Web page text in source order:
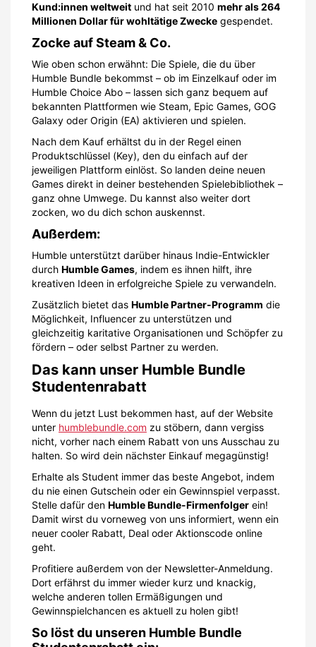
Kund:innen weltweit und hat seit 2010 mehr als 264
Millionen Dollar für wohltätige Zwecke gespendet.
Zocke auf Steam & Co.
Wie oben schon erwähnt: Die Spiele, die du über
Humble Bundle bekommst – ob im Einzelkauf oder im
Humble Choice Abo – lassen sich ganz bequem auf
bekannten Plattformen wie Steam, Epic Games, GOG
Galaxy oder Origin (EA) aktivieren und spielen.
Nach dem Kauf erhältst du in der Regel einen
Produktschlüssel (Key), den du einfach auf der
jeweiligen Plattform einlöst. So landen deine neuen
Games direkt in deiner bestehenden Spielebibliothek –
ganz ohne Umwege. Du kannst also weiter dort
zocken, wo du dich schon auskennst.
Außerdem:
Humble unterstützt darüber hinaus Indie-Entwickler
durch Humble Games, indem es ihnen hilft, ihre
kreativen Ideen in erfolgreiche Spiele zu verwandeln.
Zusätzlich bietet das Humble Partner-Programm die
Möglichkeit, Influencer zu unterstützen und
gleichzeitig karitative Organisationen und Schöpfer zu
fördern – oder selbst Partner zu werden.
Das kann unser Humble Bundle
Studentenrabatt
Wenn du jetzt Lust bekommen hast, auf der Website
unter humblebundle.com zu stöbern, dann vergiss
nicht, vorher nach einem Rabatt von uns Ausschau zu
halten. So wird dein nächster Einkauf megagünstig!
Erhalte als Student immer das beste Angebot, indem
du nie einen Gutschein oder ein Gewinnspiel verpasst.
Stelle dafür den Humble Bundle-Firmenfolger ein!
Damit wirst du vorneweg von uns informiert, wenn ein
neuer cooler Rabatt, Deal oder Aktionscode online
geht.
Profitiere außerdem von der Newsletter-Anmeldung.
Dort erfährst du immer wieder kurz und knackig,
welche anderen tollen Ermäßigungen und
Gewinnspielchancen es aktuell zu holen gibt!
So löst du unseren Humble Bundle